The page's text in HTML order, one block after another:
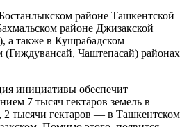
районе Ташкентской
районе Джизакской
а также в Кушрабадском
(Гиждувансай, Чаштепасай) районах
инициативы обеспечит
7 тысяч гектаров земель в
2 тысячи гектаров — в Ташкентском